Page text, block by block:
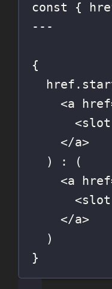
const {
---
{
href.
<a href
<slot
</a>
)
:
(
<a href
<slot
</a>
)
}